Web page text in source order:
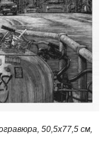
50,5x77,5 см,